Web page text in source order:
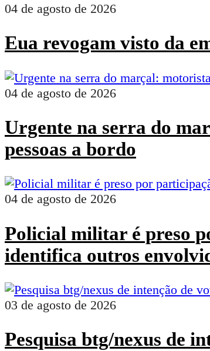
04 de agosto de 2026
Eua revogam visto da
04 de agosto de 2026
Urgente na serra do
pessoas a bordo
04 de agosto de 2026
Policial militar é preso
identifica outros
03 de agosto de 2026
Pesquisa btg/nexus de